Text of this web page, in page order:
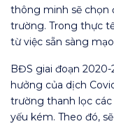
thông minh sẽ chọn
trường. Trong thực
từ việc sẵn sàng
BĐS giai đoạn
hưởng của dịch
trường thanh lọc
yếu kém. Theo đó,